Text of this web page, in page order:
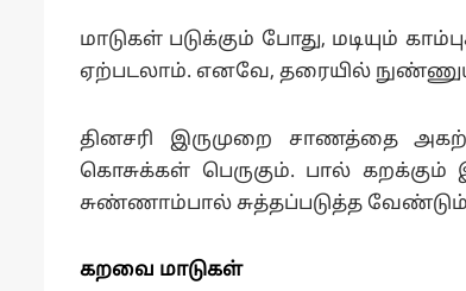
மாடுகள் படுக்கும் போது, மடியும்
ஏற்படலாம். எனவே, தரையில்
தினசரி இருமுறை சாணத்தை
கொசுக்கள் பெருகும். பால்
சுண்ணாம்பால் சுத்தப்படுத்த
கறவை மாடுகள்